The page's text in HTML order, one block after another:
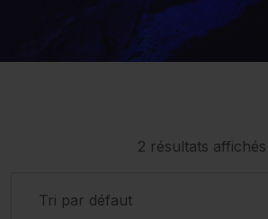
2 résultats affichés